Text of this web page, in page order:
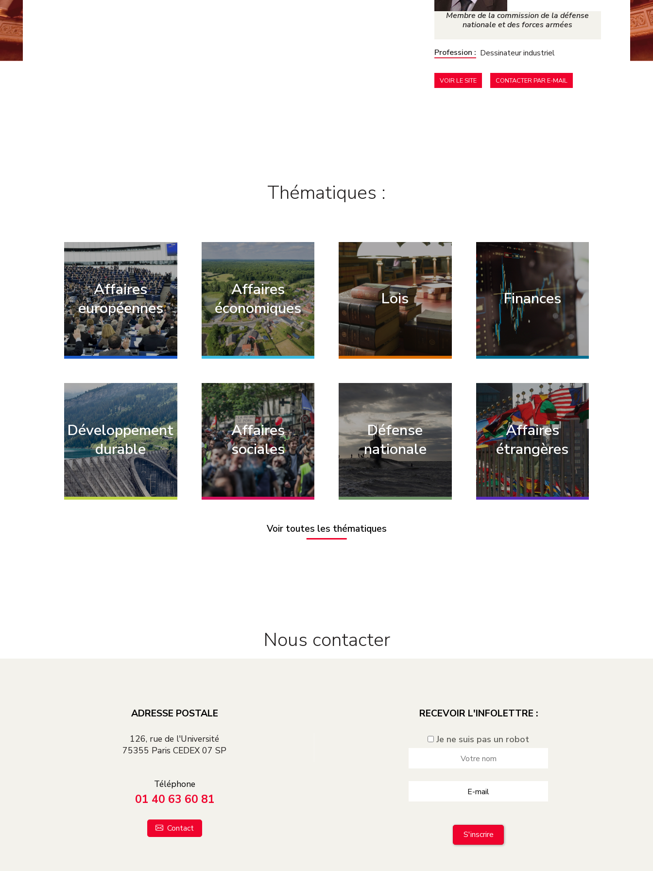
Développement
durable
Défense nationale
Finances
Motions de
parlementaires
Membre de la commission de la défense
nationale et des forces armées
Profession : Dessinateur industriel
VOIR LE SITE CONTACTER PAR E-MAIL
Thématiques :
Affaires
européennes
Affaires
économiques
Lois Finances
Développement
durable
Affaires
sociales
Défense
nationale
Affaires
étrangères
Voir toutes les thématiques
Nous contacter
ADRESSE POSTALE
126, rue de l'Université
75355 Paris CEDEX 07 SP
Téléphone
01 40 63 60 81
Contact
RECEVOIR L'INFOLETTRE :
Je ne suis pas un robot